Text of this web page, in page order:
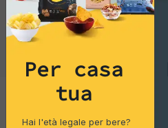
Cocktails
Per casa
tua
Hai l'età legale per bere?